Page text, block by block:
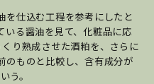
を仕込む工程を参考にしたと
いる醤油を見て、化粧品に応
り熟成させた酒粕を、さらに
のものと比較し、含有成分が
う。